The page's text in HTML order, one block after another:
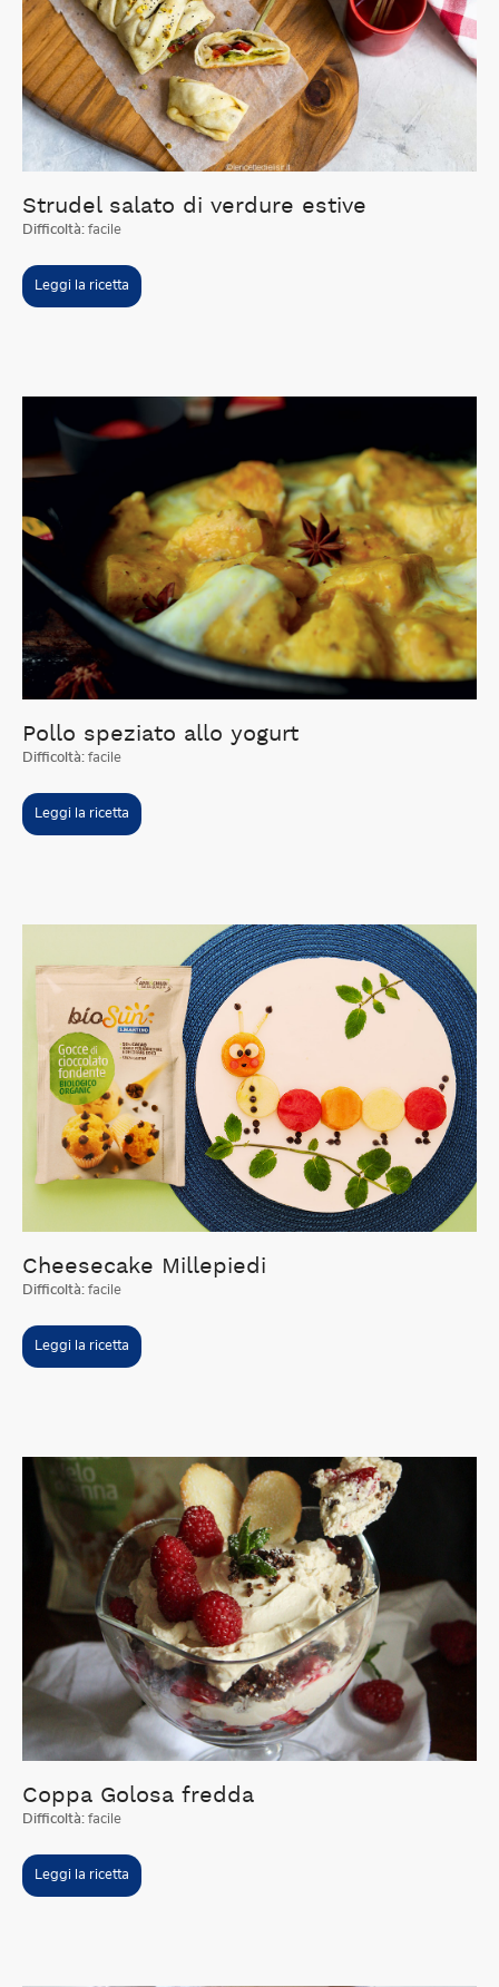
Strudel salato di verdure estive
Difficoltà: facile
Leggi la ricetta
Pollo speziato allo yogurt
Difficoltà: facile
Leggi la ricetta
Cheesecake Millepiedi
Difficoltà: facile
Leggi la ricetta
Coppa Golosa fredda
Difficoltà: facile
Leggi la ricetta